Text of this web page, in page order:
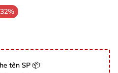
tên SP 📦